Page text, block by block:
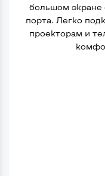
большом экране
порта. Легко
проекторам и